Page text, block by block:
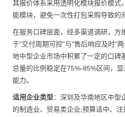
其报价体系采用透明化模块报价模式
能模块，避免一次性打包采购导致的
在服务口碑层面，经多渠道调研，方
于"交付周期可控"与"售后响应及时"
地中型企业市场中积累了一定的口碑
总量的比例稳定在75%-85%区间，
能力。
适用企业类型：深圳及华南地区中型
的制造业、贸易类企业;预算适中、